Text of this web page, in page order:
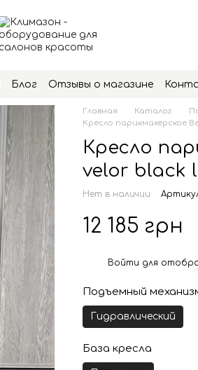
Блог Отзывы о магазине
Главная Каталог
Кресло парикмахерское
Кресло
velor black
Нет в наличии
12 185 грн
Войти для
Подъемный
Гидравлический
База кресла